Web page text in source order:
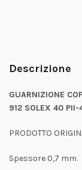
Descrizione
GUARNIZIONE
912 SOLEX 40 PII-
PRODOTTO
Spessore 0,7 mm.